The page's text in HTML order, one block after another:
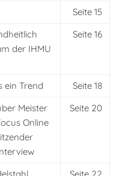
Seite 15
der IHMU
Seite 16
ein Trend
Seite 18
Meister
Online
Seite 20